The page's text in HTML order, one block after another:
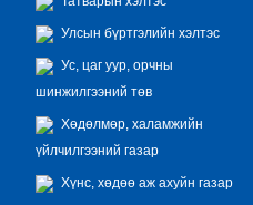
Улсын бүртгэлийн хэлтэс
Ус, цаг уур, орчны
шинжилгээний төв
Хөдөлмөр, халамжийн
үйлчилгээний газар
Хүнс, хөдөө аж ахуйн газар